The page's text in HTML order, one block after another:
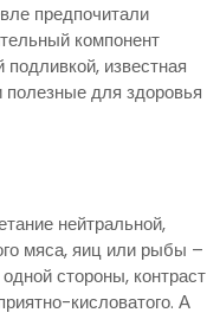
предпочитали
компонент
известная
полезные для здоровья
нейтральной,
мяса, яиц или рыбы –
стороны, контраст
кисловатого. А